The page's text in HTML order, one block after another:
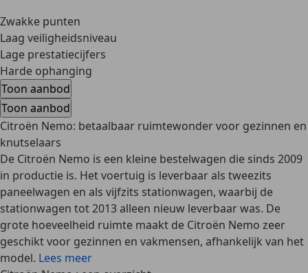
Zwakke punten
Laag veiligheidsniveau
Lage prestatiecijfers
Harde ophanging
Toon aanbod
Toon aanbod
Citroën Nemo: betaalbaar ruimtewonder voor gezinnen en
knutselaars
De Citroën Nemo is een kleine bestelwagen die sinds 2009
in productie is. Het voertuig is leverbaar als tweezits
paneelwagen en als vijfzits stationwagen, waarbij de
stationwagen tot 2013 alleen nieuw leverbaar was. De
grote hoeveelheid ruimte maakt de Citroën Nemo zeer
geschikt voor gezinnen en vakmensen, afhankelijk van het
model. Lees meer